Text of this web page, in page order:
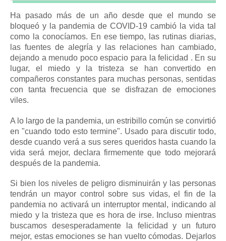
Ha pasado más de un año desde que el mundo se
bloqueó y la pandemia de COVID-19 cambió la vida tal
como la conocíamos. En ese tiempo, las rutinas diarias,
las fuentes de alegría y las relaciones han cambiado,
dejando a menudo poco espacio para lafelicidad . En su
lugar, el miedo y la tristeza se han convertido en
compañeros constantes para muchas personas, sentidas
con tanta frecuencia que se disfrazan de emociones
viles.
A lo largo de la pandemia, un estribillo común se convirtió
en "cuando todo esto termine". Usado para discutir todo,
desde cuando verá a sus seres queridos hasta cuando la
vida será mejor, declara firmemente que todo mejorará
después de la pandemia.
Si bien los niveles de peligro disminuirán y las personas
tendrán un mayor control sobre sus vidas, el fin de la
pandemia no activará un interruptor mental, indicando al
miedo y la tristeza que es hora de irse.
Incluso mientras
buscamos desesperadamente la felicidad y un futuro
mejor, estas emociones se han vuelto cómodas. Dejarlos